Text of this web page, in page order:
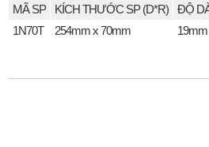
MÃ SP KÍCH THƯỚC SP (D*R) ĐỘ
1N70T
254mm x 70mm 19mm